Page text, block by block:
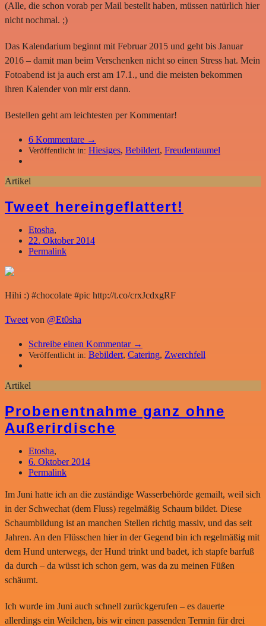
(Alle, die schon vorab per Mail bestellt haben, müssen natürlich hier
nicht nochmal. ;)
Das Kalendarium beginnt mit Februar 2015 und geht bis Januar
2016 – damit man beim Verschenken nicht so einen Stress hat. Mein
Fotoabend ist ja auch erst am 17.1., und die meisten bekommen
ihren Kalender von mir erst dann.
Bestellen geht am leichtesten per Kommentar!
6 Kommentare →
Veröffentlicht in: Hiesiges, Bebildert, Freudentaumel
Artikel
Tweet hereingeflattert!
Etosha,
22. Oktober 2014
Permalink
Hihi :) #chocolate #pic http://t.co/crxJcdxgRF
Tweet von @Et0sha
Schreibe einen Kommentar →
Veröffentlicht in: Bebildert, Catering, Zwerchfell
Artikel
Probenentnahme ganz ohne
Außerirdische
Etosha,
6. Oktober 2014
Permalink
Im Juni hatte ich an die zuständige Wasserbehörde gemailt, weil sich
in der Schwechat (dem Fluss) regelmäßig Schaum bildet. Diese
Schaumbildung ist an manchen Stellen richtig massiv, und das seit
Jahren. An den Flüsschen hier in der Gegend bin ich regelmäßig mit
dem Hund unterwegs, der Hund trinkt und badet, ich stapfe barfuß
da durch – da wüsst ich schon gern, was da zu meinen Füßen
schäumt.
Ich wurde im Juni auch schnell zurückgerufen – es dauerte
allerdings ein Weilchen, bis wir einen passenden Termin für drei